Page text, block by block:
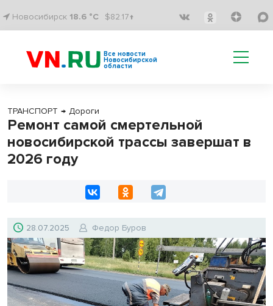
Новосибирск 18.6 °C $82.17↑
Все новости
Новосибирской
области
ТРАНСПОРТ → Дороги
Ремонт самой смертельной
новосибирской трассы завершат в
2026 году
28.07.2025 Федор Буров